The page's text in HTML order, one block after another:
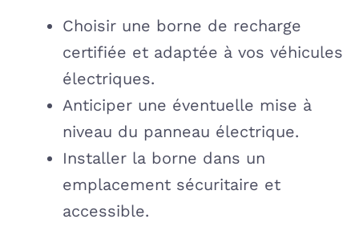
Choisir une borne de recharge
certifiée et adaptée à vos véhicules
électriques.
Anticiper une éventuelle mise à
niveau du panneau électrique.
Installer la borne dans un
emplacement sécuritaire et
accessible.